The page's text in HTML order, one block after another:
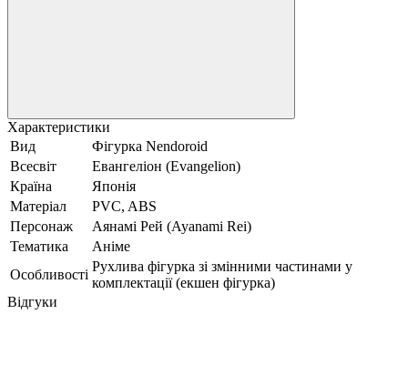
Характеристики
Вид
Фігурка Nendoroid
Всесвіт
Евангеліон (Evangelion)
Країна
Японія
Матеріал
PVC, ABS
Персонаж
Аянамі Рей (Ayanami Rei)
Тематика
Аніме
Особливості
Рухлива фігурка зі змінними частинами у
комплектації (екшен фігурка)
Відгуки